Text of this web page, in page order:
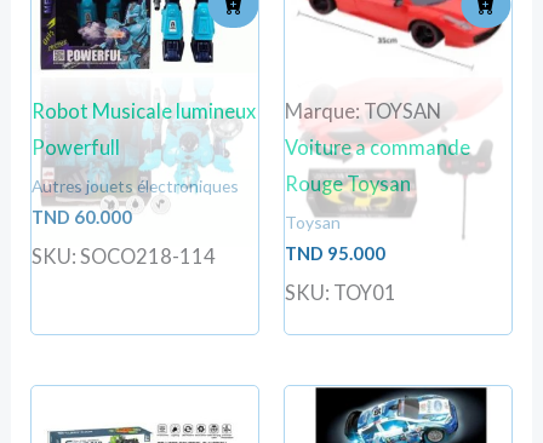
Robot Musicale lumineux
Powerfull
Autres jouets électroniques
TND 60.000
SKU: SOCO218-114
Marque: TOYSAN
Voiture a commande
Rouge Toysan
Toysan
TND 95.000
SKU: TOY01